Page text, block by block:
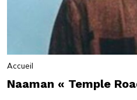
Accueil
Naaman « Temple